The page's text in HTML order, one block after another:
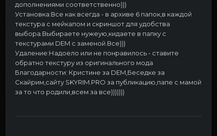
дополнениями соответственно)))
Установка:Все как всегда - в архиве 6 папок,в каждой
текстура с мейкапом и скриншот для удобства
выбора.Выбираете нужеую,кидаете в папку с
текстурами DEM с заменой.Все)))
Удаление:Надоело или не понравилось - ставите
обратно текстуру из оригинального мода
Благодарности: Кристине за DEM,Беседке за
Скайрим,сайту SKYRIM.PRO за публикацию,папе с мамой
за то что родили,всем за все)))))))